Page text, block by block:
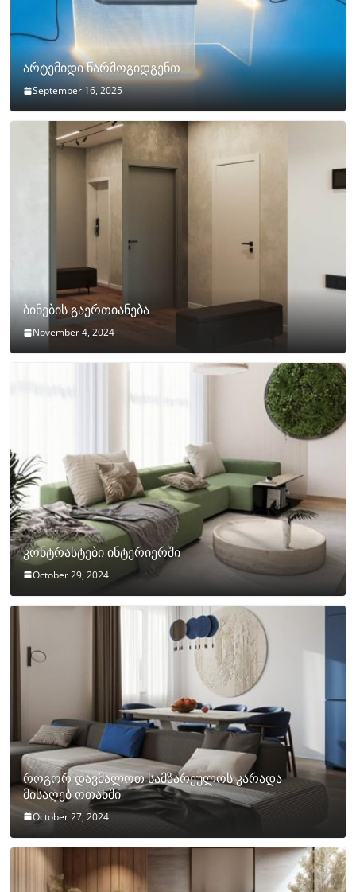
არტემიდი წარმოგიდგენთ
September 16, 2025
ბინების გაერთიანება
November 4, 2024
კონტრასტები ინტერიერში
October 29, 2024
როგორ დავმალოთ სამზარეულოს კარადა
მისაღებ ოთახში
October 27, 2024